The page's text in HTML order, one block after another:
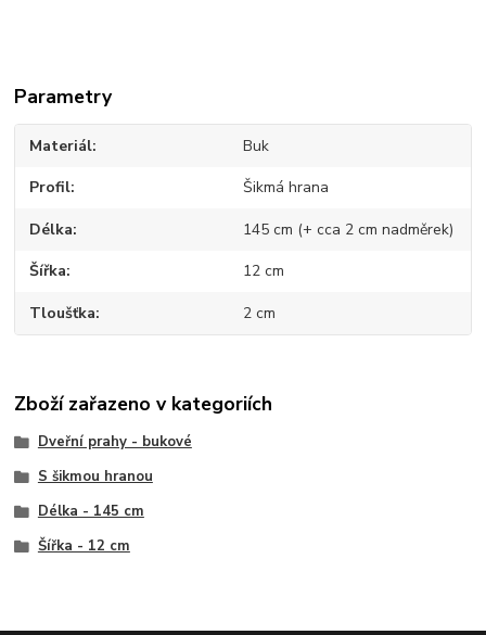
Parametry
Materiál Buk
Profil Šikmá hrana
Délka 145 cm (+ cca 2 cm nadměrek)
Šířka 12 cm
Tloušťka 2 cm
Zboží zařazeno v kategoriích
Dveřní prahy - bukové
S šikmou hranou
Délka - 145 cm
Šířka - 12 cm